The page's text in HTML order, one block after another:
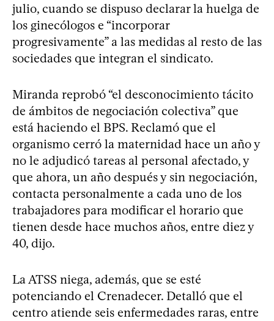
julio, cuando se dispuso declarar la huelga de
los ginecólogos e “incorporar
progresivamente” a las medidas al resto de las
sociedades que integran el sindicato.
Miranda reprobó “el desconocimiento tácito
de ámbitos de negociación colectiva” que
está haciendo el BPS. Reclamó que el
organismo cerró la maternidad hace un año y
no le adjudicó tareas al personal afectado, y
que ahora, un año después y sin negociación,
contacta personalmente a cada uno de los
trabajadores para modificar el horario que
tienen desde hace muchos años, entre diez y
40, dijo.
La ATSS niega, además, que se esté
potenciando el Crenadecer. Detalló que el
centro atiende seis enfermedades raras, entre